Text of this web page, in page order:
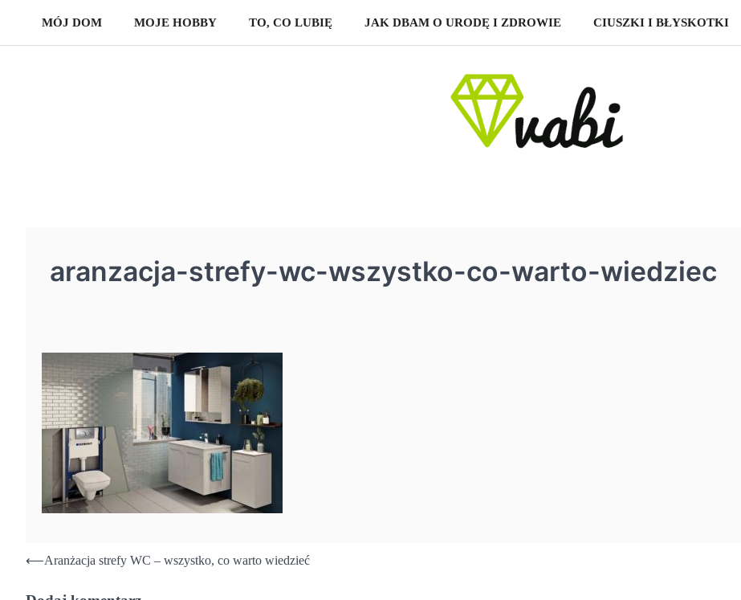
content
MÓJ DOM MOJE HOBBY TO, CO LUBIĘ JAK DBAM O URODĘ I ZDROWIE CIUSZKI I BŁYSKOTKI
aranzacja-strefy-wc-wszystko-co-warto-wiedziec
Nawigacja
⟵Aranżacja strefy WC – wszystko, co warto wiedzieć